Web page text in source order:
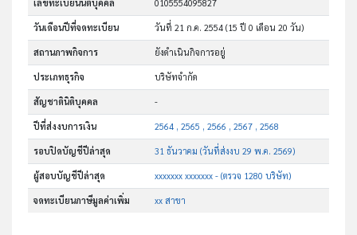
เลขทะเบียนนิติบุคคล 0105554095827
วันเดือนปีที่จดทะเบียน วันที่ 21 ก.ค. 2554(15 ปี 0 เดือน 20 วัน)
สถานภาพกิจการ ยังดำเนินกิจการอยู่
ประเภทธุรกิจ บริษัทจำกัด
สัญชาตินิติบุคคล -
ปีที่ส่งงบการเงิน 2564 , 2565 , 2566 , 2567 , 2568
รอบปิดบัญชีปีล่าสุด 31 ธันวาคม (วันที่ส่งงบ 29 พ.ค. 2569)
ผู้สอบบัญชีปีล่าสุด xxxxxxx xxxxxxx - (ตรวจ 1280 บริษัท)
จดทะเบียนภาษีมูลค่าเพิ่ม xx สาขา